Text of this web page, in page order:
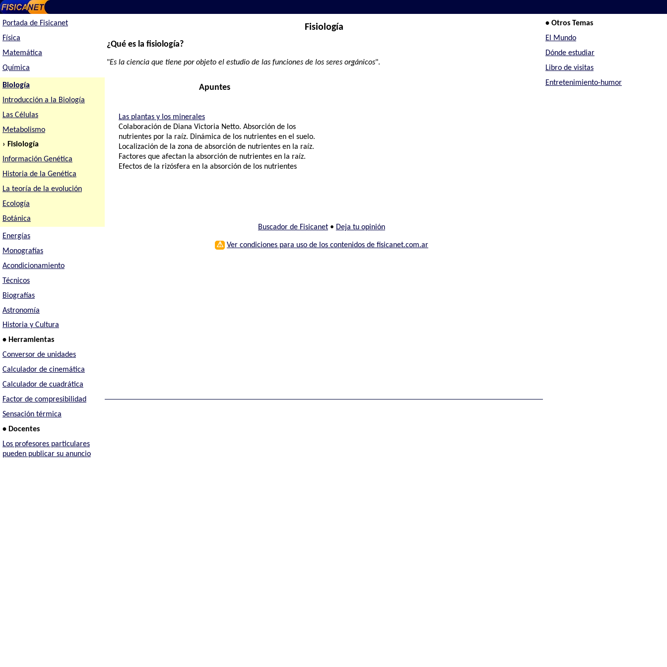
Portada de Fisicanet
Física
Matemática
Química
Biología
Introducción a la Biología
Las Células
Metabolismo
› Fisiología
Información Genética
Historia de la Genética
La teoría de la evolución
Ecología
Botánica
Energías
Monografías
Acondicionamiento
Técnicos
Biografías
Astronomía
Historia y Cultura
• Herramientas
Conversor de unidades
Calculador de cinemática
Calculador de cuadrática
Factor de compresibilidad
Sensación térmica
• Docentes
Los profesores particulares
pueden publicar su anuncio
Fisiología
¿Qué es la fisiología?
"Es la ciencia que tiene por objeto el estudio de las funciones de los seres orgánicos".
Apuntes
Las plantas y los minerales
Colaboración de Diana Victoria Netto. Absorción de los
nutrientes por la raíz. Dinámica de los nutrientes en el suelo.
Localización de la zona de absorción de nutrientes en la raíz.
Factores que afectan la absorción de nutrientes en la raíz.
Efectos de la rizósfera en la absorción de los nutrientes
Buscador de Fisicanet• Deja tu opinión
⚠ Ver condiciones para uso de los contenidos de fisicanet.com.ar
• Otros Temas
El Mundo
Dónde estudiar
Libro de visitas
Entretenimiento-humor